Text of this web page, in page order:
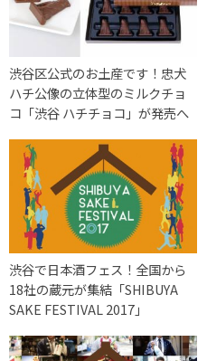
渋谷区公式のお土産です！忠犬
ハチ公像の立体型のミルクチョ
コ「渋谷 ハチチョコ」が発売へ
渋谷で日本酒フェス！全国から
18社の蔵元が集結「SHIBUYA
SAKE FESTIVAL 2017」